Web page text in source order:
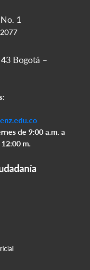
1
Bogotá –
de 9:00 a.m. a
m.